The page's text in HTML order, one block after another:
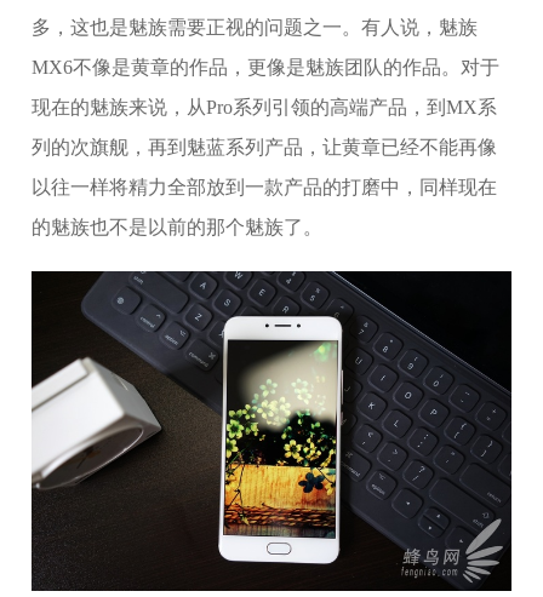
多，这也是魅族需要正视的问题之一。有人说，魅族
MX6不像是黄章的作品，更像是魅族团队的作品。对于
现在的魅族来说，从Pro系列引领的高端产品，到MX系
列的次旗舰，再到魅蓝系列产品，让黄章已经不能再像
以往一样将精力全部放到一款产品的打磨中，同样现在
的魅族也不是以前的那个魅族了。